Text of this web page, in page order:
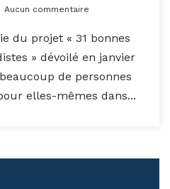
Aucun commentaire
du projet « 31 bonnes
» dévoilé en janvier
de personnes
elles-mêmes dans...